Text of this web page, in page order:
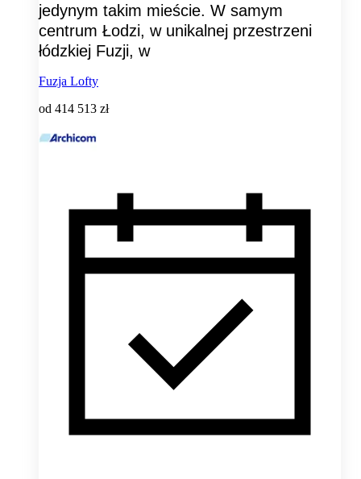
jedynym takim mieście. W samym
centrum Łodzi, w unikalnej przestrzeni
łódzkiej Fuzji, w
Fuzja Lofty
od 414 513 zł